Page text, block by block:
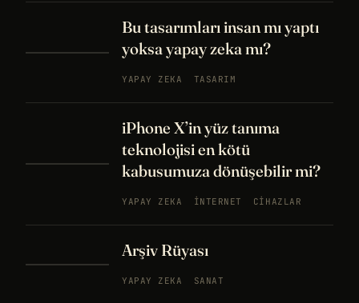
Bu tasarımları insan mı yaptı
yoksa yapay zeka mı?
YAPAY ZEKA TASARIM
iPhone X’in yüz tanıma
teknolojisi en kötü
kabusumuza dönüşebilir mi?
YAPAY ZEKA İNTERNET CIHAZLAR
Arşiv Rüyası
YAPAY ZEKA SANAT